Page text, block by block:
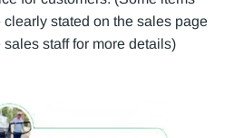
stated on the sales page
staff for more details)